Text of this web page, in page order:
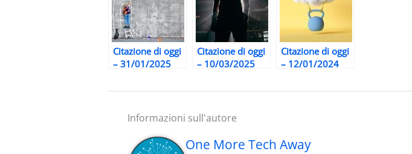
Citazione di oggi
– 31/01/2025
Citazione di oggi
– 10/03/2025
Citazione di oggi
– 12/01/2024
Informazioni sull'autore
One More Tech Away